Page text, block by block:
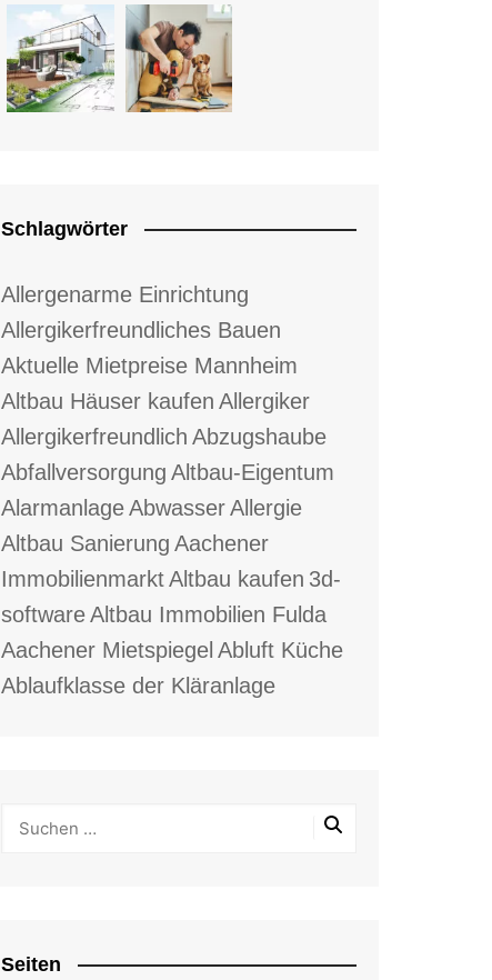
Schlagwörter
Allergenarme Einrichtung
Allergikerfreundliches Bauen
Aktuelle Mietpreise Mannheim
Altbau Häuser kaufen Allergiker
Allergikerfreundlich Abzugshaube
Abfallversorgung Altbau-Eigentum
AlarmanlageAbwasserAllergie
Altbau Sanierung Aachener
ImmobilienmarktAltbau kaufen 3d-
softwareAltbau Immobilien Fulda
Aachener Mietspiegel Abluft Küche
Ablaufklasse der Kläranlage
Seiten